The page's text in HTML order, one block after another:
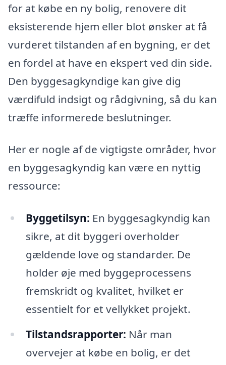
for at købe en ny bolig, renovere dit
eksisterende hjem eller blot ønsker at få
vurderet tilstanden af en bygning, er det
en fordel at have en ekspert ved din side.
Den byggesagkyndige kan give dig
værdifuld indsigt og rådgivning, så du kan
træffe informerede beslutninger.
Her er nogle af de vigtigste områder, hvor
en byggesagkyndig kan være en nyttig
ressource:
Byggetilsyn: En byggesagkyndig kan
sikre, at dit byggeri overholder
gældende love og standarder. De
holder øje med byggeprocessens
fremskridt og kvalitet, hvilket er
essentielt for et vellykket projekt.
Tilstandsrapporter: Når man
overvejer at købe en bolig, er det